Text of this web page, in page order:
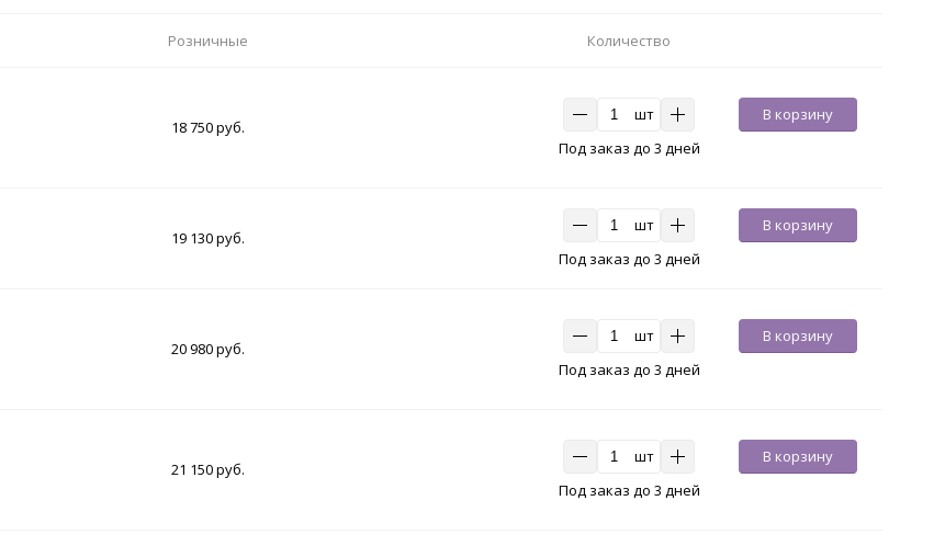
Розничные Количество
18 750 руб.
шт
В корзину
Под заказ до 3 дней
19 130 руб.
шт
В корзину
Под заказ до 3 дней
20 980 руб.
шт
В корзину
Под заказ до 3 дней
21 150 руб.
шт
В корзину
Под заказ до 3 дней